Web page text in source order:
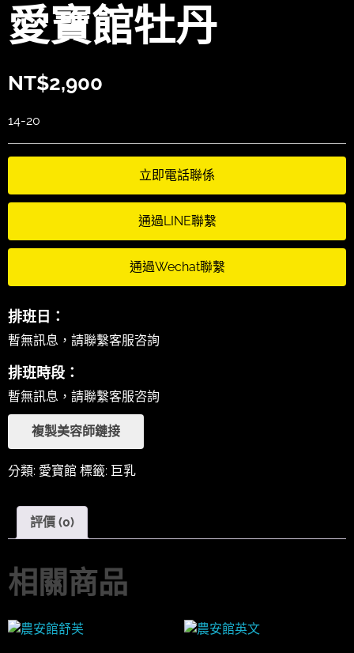
愛寶館牡丹
NT$2,900
14-20
立即電話聯係
通過LINE聯繫
通過Wechat聯繫
排班日：
暫無訊息，請聯繫客服咨詢
排班時段：
暫無訊息，請聯繫客服咨詢
複製美容師鏈接
分類: 愛寶館 標籤: 巨乳
評價 (0)
相關商品